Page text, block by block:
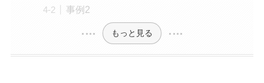
事例2
もっと見る